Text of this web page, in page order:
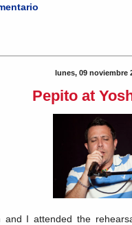
lunes, 09 noviembre
Pepito at
and I attended the